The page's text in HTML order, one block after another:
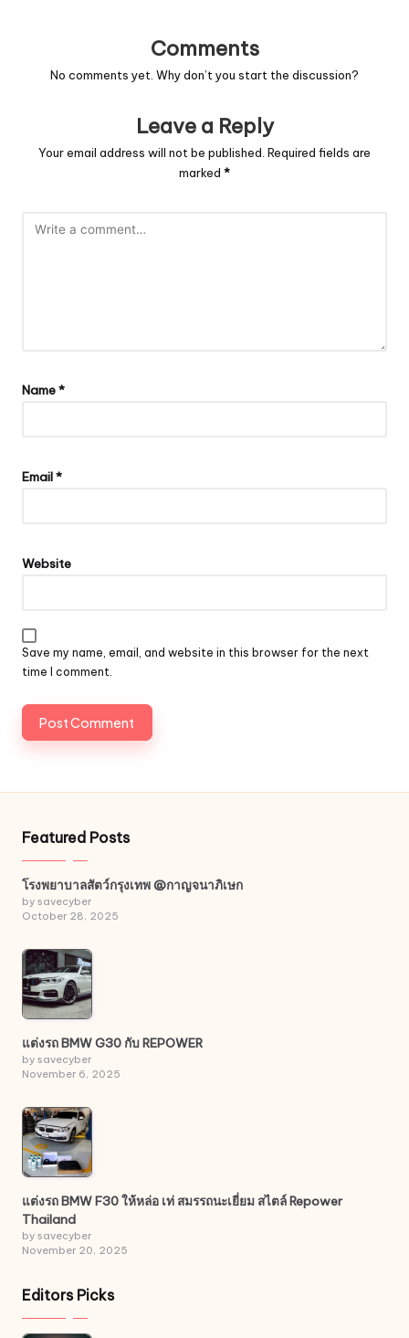
Comments
No comments yet. Why don’t you start the discussion?
Leave a Reply
Your email address will not be published. Required fields are
marked *
Name*
Email*
Website
Save my name, email, and website in this browser for the next
time I comment.
Featured Posts
โรงพยาบาลสัตว์กรุงเทพ @กาญจนาภิเษก
by savecyber
October 28, 2025
แต่งรถ BMW G30 กับ REPOWER
by savecyber
November 6, 2025
แต่งรถ BMW F30 ให้หล่อ เท่ สมรรถนะเยี่ยม สไตล์ Repower
Thailand
by savecyber
November 20, 2025
Editors Picks